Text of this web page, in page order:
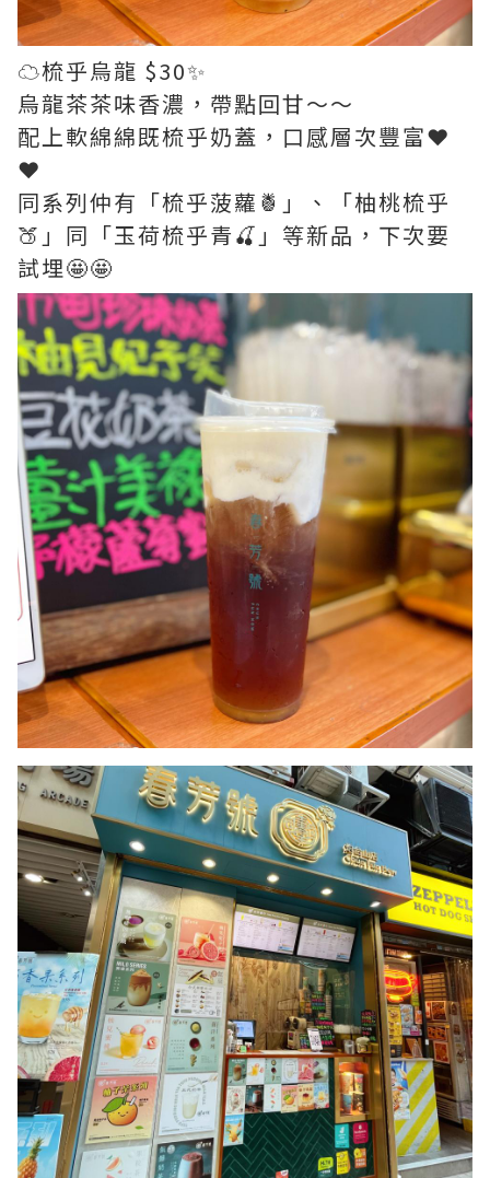
☁️梳乎烏龍 $30✨
烏龍茶茶味香濃，帶點回甘～～
配上軟綿綿既梳乎奶蓋，口感層次豐富❤️
❤️
同系列仲有「梳乎菠蘿🍍」、「柚桃梳乎
🍑」同「玉荷梳乎青🍒」等新品，下次要
試埋🤩🤩